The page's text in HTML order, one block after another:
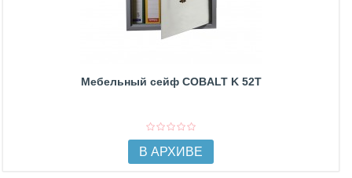
Мебельный сейф COBALT K 52T
В АРХИВЕ